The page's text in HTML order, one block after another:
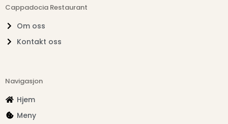
Cappadocia Restaurant
Om oss
Kontakt oss
Navigasjon
Hjem
Meny